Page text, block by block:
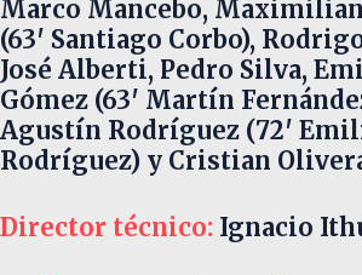
Marco Mancebo,
(63′ Santiago Corbo),
José Alberti, Pedro Silva,
Gómez (63′ Martín
Agustín Rodríguez (72′
Rodríguez) y Cristian
Director técnico: Ignacio